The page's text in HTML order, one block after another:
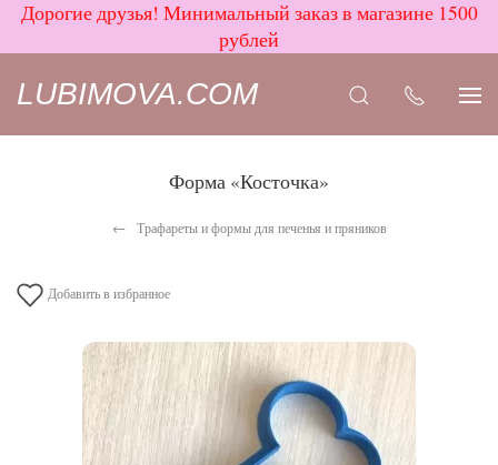
Дорогие друзья! Минимальный заказ в магазине 1500
рублей
LUBIMOVA.COM
Форма «Косточка»
Трафареты и формы для печенья и пряников
Добавить в избранное